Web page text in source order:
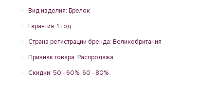
Вид изделия: Брелок
Гарантия: 1 год
Страна регистрации бренда: Великобритания
Признак товара: Распродажа
Скидки: 50 - 60%, 60 - 80%